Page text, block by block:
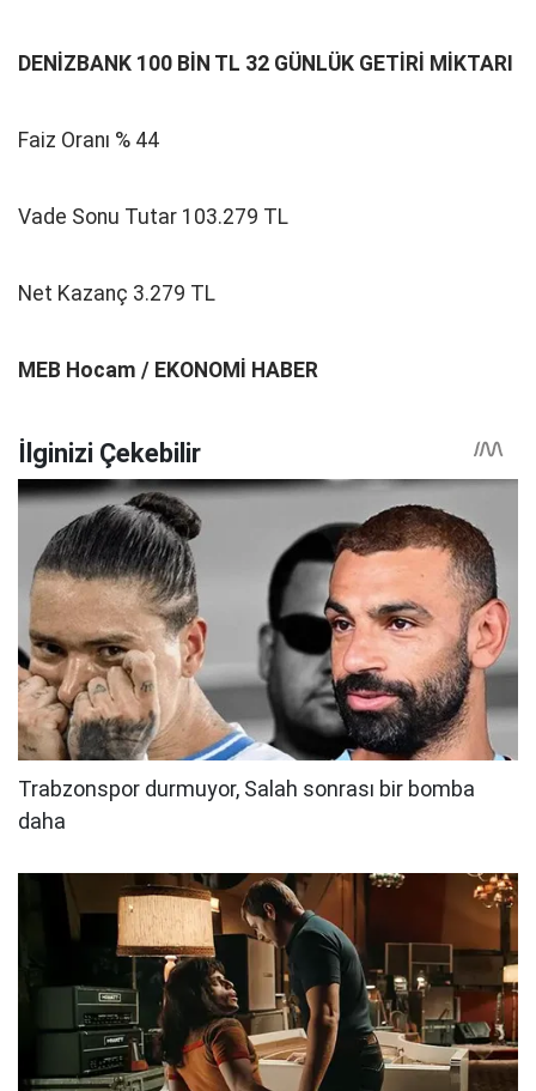
DENİZBANK 100 BİN TL 32 GÜNLÜK GETİRİ MİKTARI
Faiz Oranı % 44
Vade Sonu Tutar 103.279 TL
Net Kazanç 3.279 TL
MEB Hocam / EKONOMİ HABER